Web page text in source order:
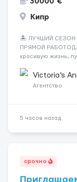
Кипр
🏝️ ЛУЧШИЙ СЕЗОН
ПРЯМОЙ
красивую жизнь,
Опытная команда с
клиентов (без ...
Victoria's
Агентство
5 часов назад
срочно